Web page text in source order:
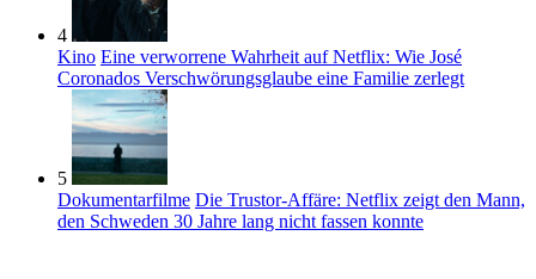
4
Kino Eine verworrene Wahrheit auf Netflix: Wie José
Coronados Verschwörungsglaube eine Familie zerlegt
5
Dokumentarfilme Die Trustor-Affäre: Netflix zeigt den Mann,
den Schweden 30 Jahre lang nicht fassen konnte